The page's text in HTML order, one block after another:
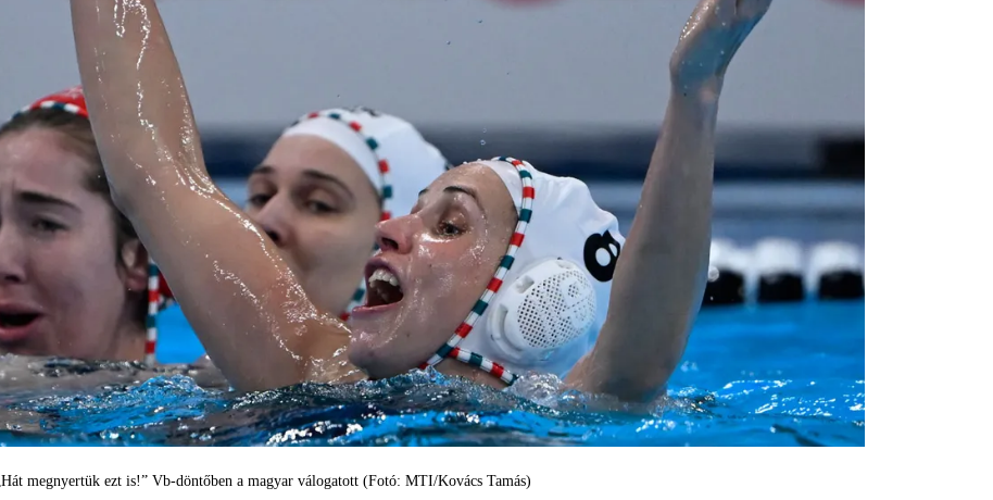
„Hát megnyertük ezt is!” Vb-döntőben a magyar válogatott (Fotó: MTI/Kovács Tamás)